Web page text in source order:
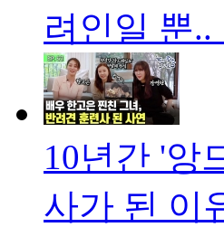
려인일 뿐
10년간 '앙
사가 된 이